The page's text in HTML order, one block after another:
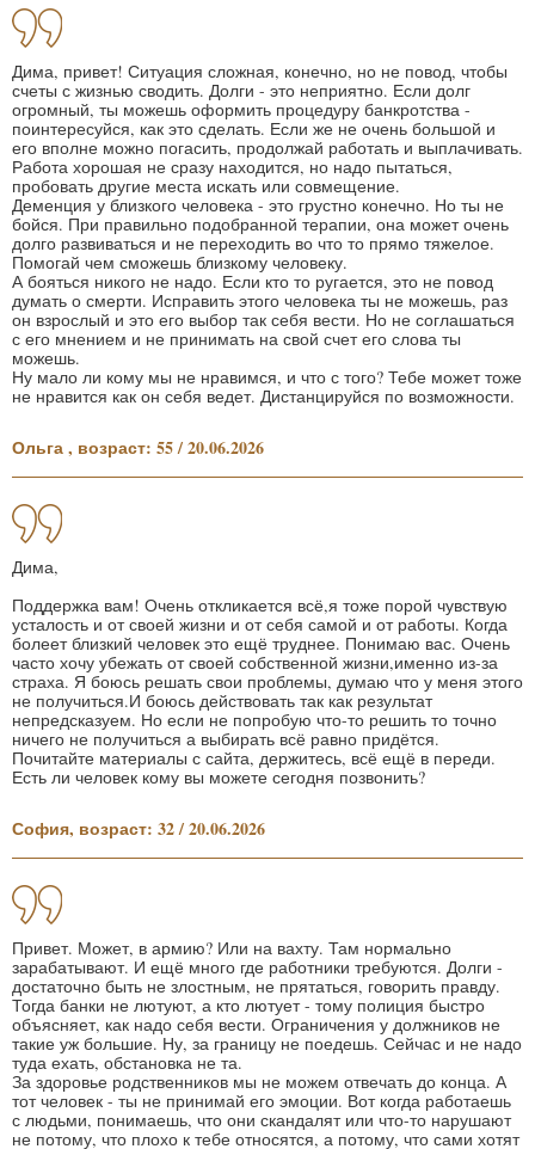
Дима, привет! Ситуация сложная, конечно, но не повод, чтобы
счеты с жизнью сводить. Долги - это неприятно. Если долг
огромный, ты можешь оформить процедуру банкротства -
поинтересуйся, как это сделать. Если же не очень большой и
его вполне можно погасить, продолжай работать и выплачивать.
Работа хорошая не сразу находится, но надо пытаться,
пробовать другие места искать или совмещение.
Деменция у близкого человека - это грустно конечно. Но ты не
бойся. При правильно подобранной терапии, она может очень
долго развиваться и не переходить во что то прямо тяжелое.
Помогай чем сможешь близкому человеку.
А бояться никого не надо. Если кто то ругается, это не повод
думать о смерти. Исправить этого человека ты не можешь, раз
он взрослый и это его выбор так себя вести. Но не соглашаться
с его мнением и не принимать на свой счет его слова ты
можешь.
Ну мало ли кому мы не нравимся, и что с того? Тебе может тоже
не нравится как он себя ведет. Дистанцируйся по возможности.
Ольга , возраст: 55 / 20.06.2026
Дима,
Поддержка вам! Очень откликается всё,я тоже порой чувствую
усталость и от своей жизни и от себя самой и от работы. Когда
болеет близкий человек это ещё труднее. Понимаю вас. Очень
часто хочу убежать от своей собственной жизни,именно из-за
страха. Я боюсь решать свои проблемы, думаю что у меня этого
не получиться.И боюсь действовать так как результат
непредсказуем. Но если не попробую что-то решить то точно
ничего не получиться а выбирать всё равно придётся.
Почитайте материалы с сайта, держитесь, всё ещё в переди.
Есть ли человек кому вы можете сегодня позвонить?
София, возраст: 32 / 20.06.2026
Привет. Может, в армию? Или на вахту. Там нормально
зарабатывают. И ещё много где работники требуются. Долги -
достаточно быть не злостным, не прятаться, говорить правду.
Тогда банки не лютуют, а кто лютует - тому полиция быстро
объясняет, как надо себя вести. Ограничения у должников не
такие уж большие. Ну, за границу не поедешь. Сейчас и не надо
туда ехать, обстановка не та.
За здоровье родственников мы не можем отвечать до конца. А
тот человек - ты не принимай его эмоции. Вот когда работаешь
с людьми, понимаешь, что они скандалят или что-то нарушают
не потому, что плохо к тебе относятся, а потому, что сами хотят